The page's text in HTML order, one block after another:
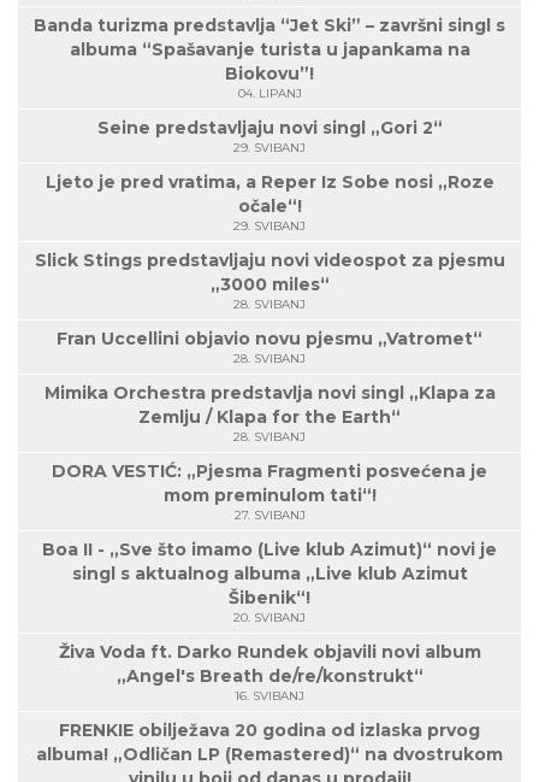
Banda turizma predstavlja “Jet Ski” – završni singl s
albuma “Spašavanje turista u japankama na
Biokovu”!
04. LIPANJ
Seine predstavljaju novi singl „Gori 2“
29. SVIBANJ
Ljeto je pred vratima, a Reper Iz Sobe nosi „Roze
očale“!
29. SVIBANJ
Slick Stings predstavljaju novi videospot za pjesmu
„3000 miles“
28. SVIBANJ
Fran Uccellini objavio novu pjesmu „Vatromet“
28. SVIBANJ
Mimika Orchestra predstavlja novi singl „Klapa za
Zemlju / Klapa for the Earth“
28. SVIBANJ
DORA VESTIĆ: „Pjesma Fragmenti posvećena je
mom preminulom tati“!
27. SVIBANJ
Boa II - „Sve što imamo (Live klub Azimut)“ novi je
singl s aktualnog albuma „Live klub Azimut
Šibenik“!
20. SVIBANJ
Živa Voda ft. Darko Rundek objavili novi album
„Angel's Breath de/re/konstrukt“
16. SVIBANJ
FRENKIE obilježava 20 godina od izlaska prvog
albuma! „Odličan LP (Remastered)“ na dvostrukom